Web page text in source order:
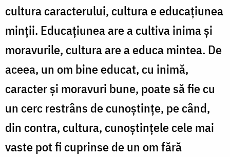
cultura caracterului, cultura e educațiunea
minții. Educațiunea are a cultiva inima și
moravurile, cultura are a educa mintea. De
aceea, un om bine educat, cu inimă,
caracter și moravuri bune, poate să fie cu
un cerc restrâns de cunoștințe, pe când,
din contra, cultura, cunoștințele cele mai
vaste pot fi cuprinse de un om fără